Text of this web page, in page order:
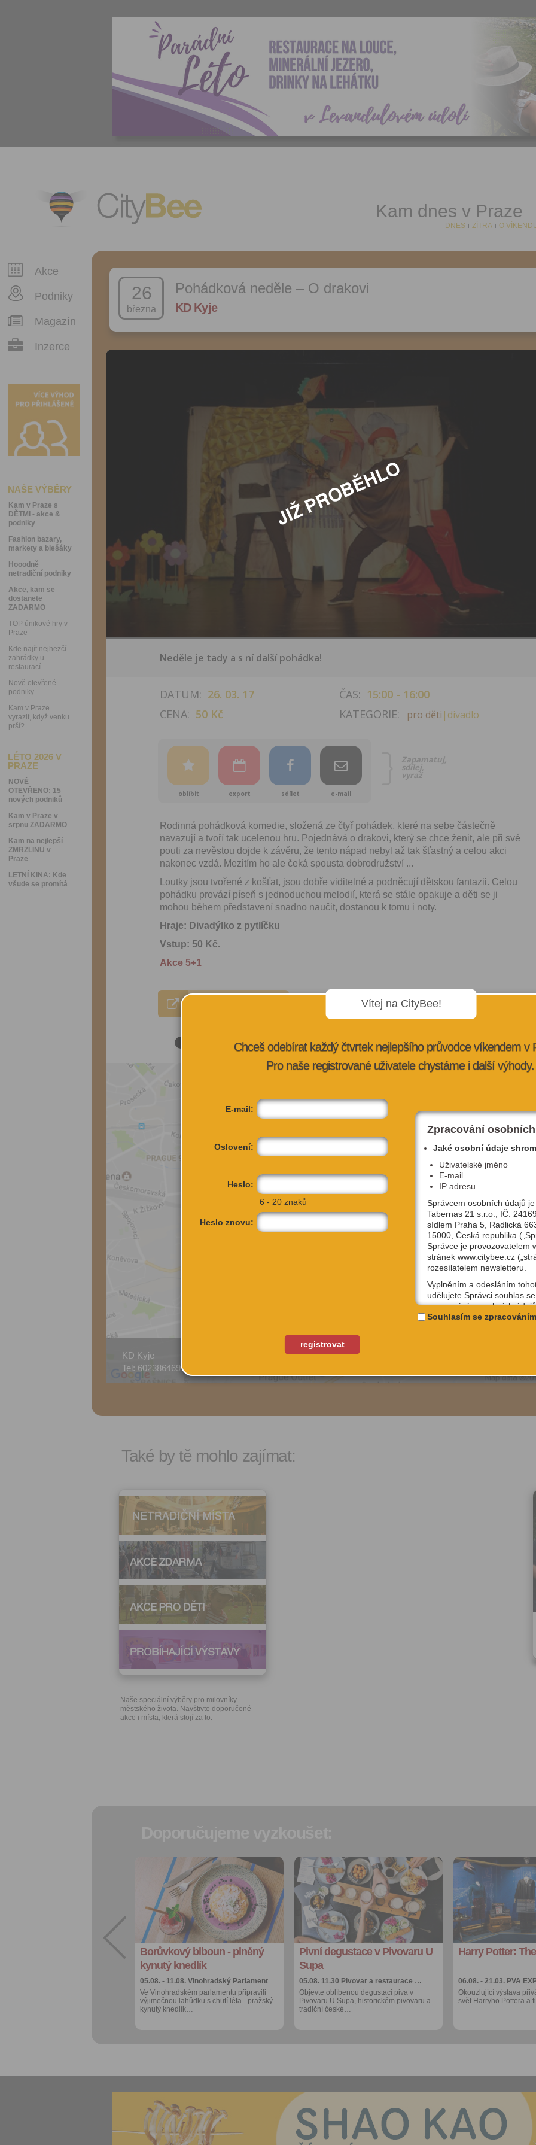
CityBee Kam dnes v Praze
DNES i ZÍTRA i O
Akce
Podniky
Magazín
Inzerce
NAŠE VÝBĚRY
Kam v Praze s
DĚTMI - akce &
podniky
Fashion bazary,
markety a blešáky
Hooodně
netradiční podniky
Akce, kam se
dostanete
ZADARMO
TOP únikové hry v
Praze
Kde najít nejhezčí
zahrádky u
restaurací
Nově otevřené
podniky
Kam v Praze
vyrazit, když venku
prší?
LÉTO 2026 V
PRAZE
NOVĚ
OTEVŘENO: 15
nových podniků
Kam v Praze v
srpnu ZADARMO
Kam na nejlepší
ZMRZLINU v
Praze
LETNÍ KINA: Kde
všude se promítá
26
března
Pohádková neděle – O drakovi
KD Kyje
Neděle je tady a s ní další pohádka!
DATUM: 26. 03. 17
CENA: 50 Kč
ČAS: 15:00 - 16:00
KATEGORIE:
pro děti |divadlo
oblíbit export sdílet e-mail
Zapamatuj,
sdílej,
vyraž
Rodinná pohádková komedie, složená ze čtyř pohádek, které na sebe částečně
navazují a tvoří tak ucelenou hru. Pojednává o drakovi, který se chce ženit, ale při své
pouti za nevěstou dojde k závěru, že tento nápad nebyl až tak šťastný a celou akci
nakonec vzdá. Mezitím ho ale čeká spousta dobrodružství ...
Loutky jsou tvořené z košťat, jsou dobře viditelné a podněcují dětskou fantazii. Celou
pohádku provází píseň s jednoduchou melodií, která se stále opakuje a děti se ji
mohou během představení snadno naučit, dostanou k tomu i noty.
Hraje: Divadýlko z pytlíčku
Vstup: 50 Kč.
Akce 5+1
KD Kyje
Tel: 602386469
Šimanovská 47
Také by tě mohlo zajímat:
Naše speciální výběry pro milovníky
městského života. Navštivte doporučené
akce i místa, která stojí za to.
Borůvkový blboun - plněný
kynutý knedlík
05.08. - 11.08. Vinohradský Parlament
Ve Vinohradském parlamentu připravili
výjimečnou lahůdku s chutí léta - pražský
kynutý knedlík…
Přidat do
oblíbených
Sdílet:
Facebook
export do
kalendáře
Více výhod pro
přihlášené
Pivní degustace v Pivovaru U
Supa
05.08. 11.30 Pivovar a restaurace …
Objevte oblíbenou degustaci piva v
Pivovaru U Supa, historickém pivovaru a
tradiční české…
Přidat do
oblíbených
Sdílet:
Facebook
export do
kalendáře
Více výhod pro
Harry Potter:
06.08. - 21.03. PVA
Okouzlující výstava
svět Harryho Pottera a
Přidat do
oblíbených
Sdílet:
Facebook
export do
kalendáře
Více výhod pro
Vítej na CityBee!
Chceš odebírat každý čtvrtek nejlepšího průvodce víkendem v
Pro naše registrované uživatele chystáme i další výhody.
E-mail:
Oslovení:
Heslo:
6 - 20 znaků
Heslo znovu:
registrovat
Zpracování
Jaké osobní údaje
Uživatelské jméno
E-mail
IP adresu
Správcem osobních údajů
Tabernas 21 s.r.o., IČ:
sídlem Praha 5, Radlická
15000, Česká republika
Správce je provozovatelem
stránek www.citybee.cz
rozesílatelem newsletteru.
Vyplněním a odesláním
udělujete Správci souhlas se
zpracováním osobních
uživatelské jméno, email, IP
na webu www.citybee.cz.
webových stránkách a
základních funkcí. Souhlas
dobu existence
jeho odstranění, nebo do
Vašeho souhlasu se
Zaškrtnutím políčka „Chci
emailem newsletter“
osobních údajů za účelem
redakčních a
Správcem, zejména
Souhlas je udělen po dobu
formuláře potvrzujete, že
Souhlasím se